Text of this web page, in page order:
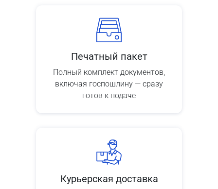
Печатный пакет
Полный комплект документов,
включая госпошлину — сразу
готов к подаче
Курьерская доставка